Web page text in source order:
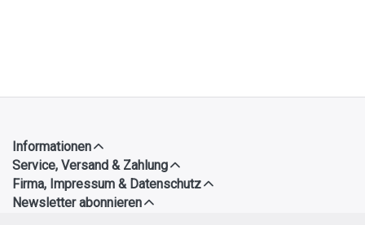
Informationen
Service, Versand & Zahlung
Firma, Impressum & Datenschutz
Newsletter abonnieren